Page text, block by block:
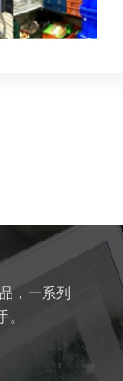
，一系列